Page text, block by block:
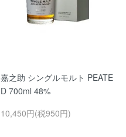
嘉之助 シングルモルト PEATE
D 700ml 48%
10,450円(税950円)